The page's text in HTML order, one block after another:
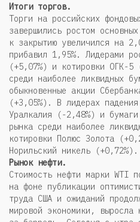
Итоги торгов.
Торги на российских
завершились ростом
к закрытию увеличился на
прибавил 1,95%. Лидерами
(+5,07%) и котировки ОГК-5
среди наиболее ликвидных
обыкновенные акции
(+3,05%). В лидерах падения
Уралкалия (-2,48%) и
рынка среди наиболее
котировки Полюс Золота
Норильский никель (+0,72%).
Рынок нефти.
Стоимость нефти марки WTI
на фоне публикации
труда США и ожиданий
мировой экономики,